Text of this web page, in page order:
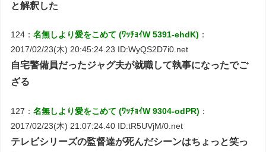
と解釈した
124：名無しより愛をこめて (ﾜｯﾁｮｲW 5391-ehdK) ：
2017/02/23(木) 20:45:24.23 ID:WyQS2D7i0.net
自宅警備員だったジャグ夫が就職して執事になったでご
ざる
127：名無しより愛をこめて (ﾜｯﾁｮｲW 9304-odPR) ：
2017/02/23(木) 21:07:24.40 ID:tR5UVjM/0.net
テレビシリーズの監督達が死んだシーンはちょっと笑っ